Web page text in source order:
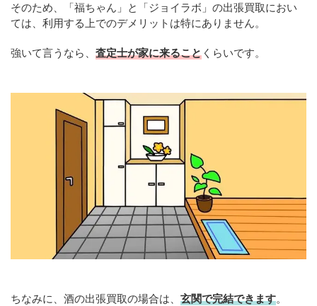
そのため、「福ちゃん」と「ジョイラボ」の出張買取におい
ては、利用する上でのデメリットは特にありません。
強いて言うなら、 査定士が家に来ること くらいです。
ちなみに、酒の出張買取の場合は、 玄関で完結できます。